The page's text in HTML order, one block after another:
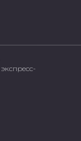
экспресс-